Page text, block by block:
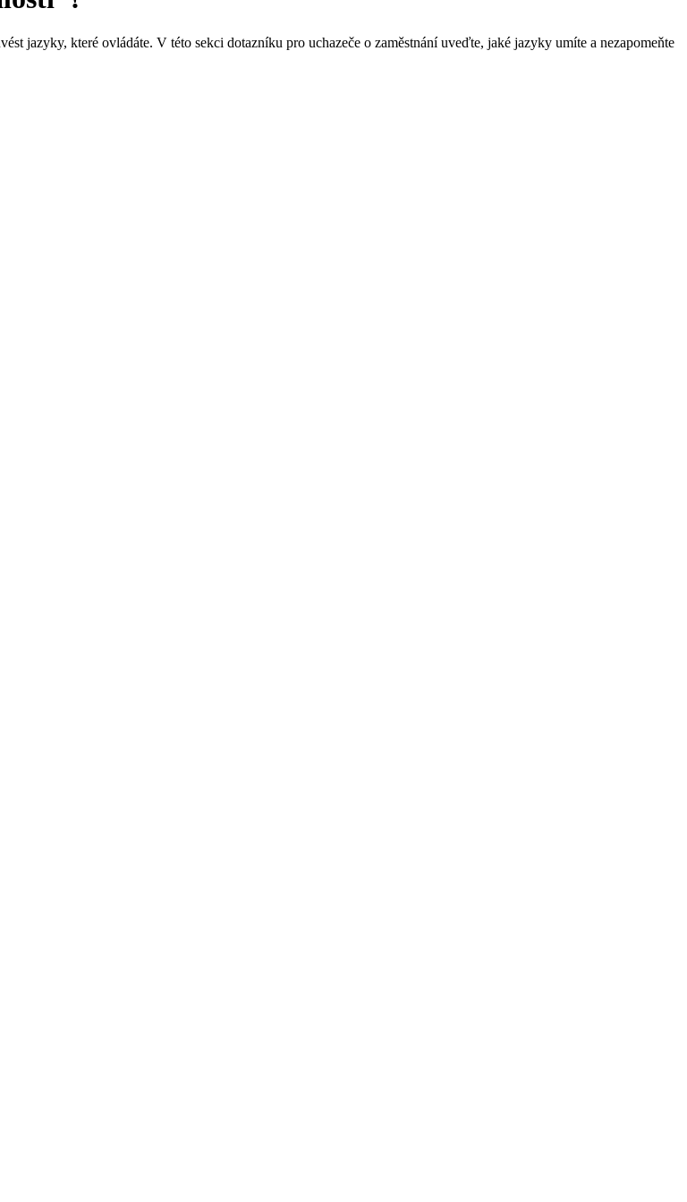
jazyky, které ovládáte. V této sekci dotazníku pro uchazeče o zaměstnání uveďte, jaké jazyky umíte a nezapomeňte